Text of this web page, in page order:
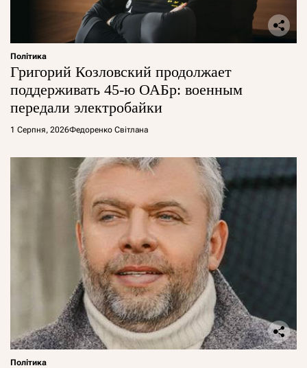
Політика
Григорий Козловский продолжает
поддерживать 45-ю ОАБр: военным
передали электробайки
1 Серпня, 2026Федоренко Світлана
Політика